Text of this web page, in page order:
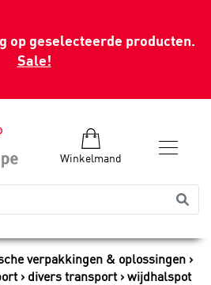
op geselecteerde producten.
Sale!
Winkelmand
verpakkingen & oplossingen
divers transport
wijdhalspot